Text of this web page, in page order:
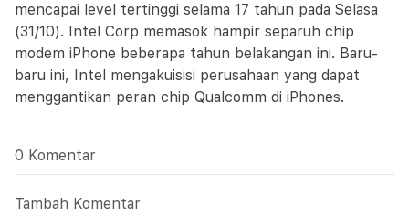
mencapai level tertinggi selama 17 tahun pada Selasa
(31/10). Intel Corp memasok hampir separuh chip
modem iPhone beberapa tahun belakangan ini. Baru-
baru ini, Intel mengakuisisi perusahaan yang dapat
menggantikan peran chip Qualcomm di iPhones.
0 Komentar
Tambah Komentar